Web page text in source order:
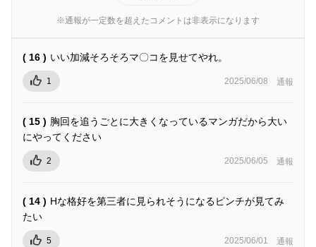
※通報が一定数を超えたコメントは非表示になります
( 16 ) いい加減そろそろマ〇コを見せてやれ。
1 2025/06/08 通報
( 15 ) 胸回を追うごとに大きくなっているマンガだから大い
にやってください
2 2025/06/05 通報
( 14 ) Hな格好を第三者に見られそうになるピンチが見てみ
たい
5 2025/06/01 通報